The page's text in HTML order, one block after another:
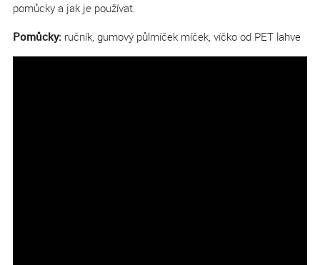
pomůcky a jak je používat.
Pomůcky: ručník, gumový půlmíček míček, víčko od PET lahve